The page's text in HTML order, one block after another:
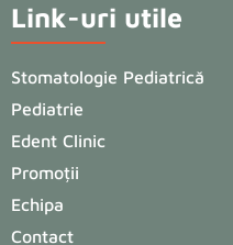
Link-uri utile
Stomatologie Pediatrică
Pediatrie
Edent Clinic
Promoții
Echipa
Contact